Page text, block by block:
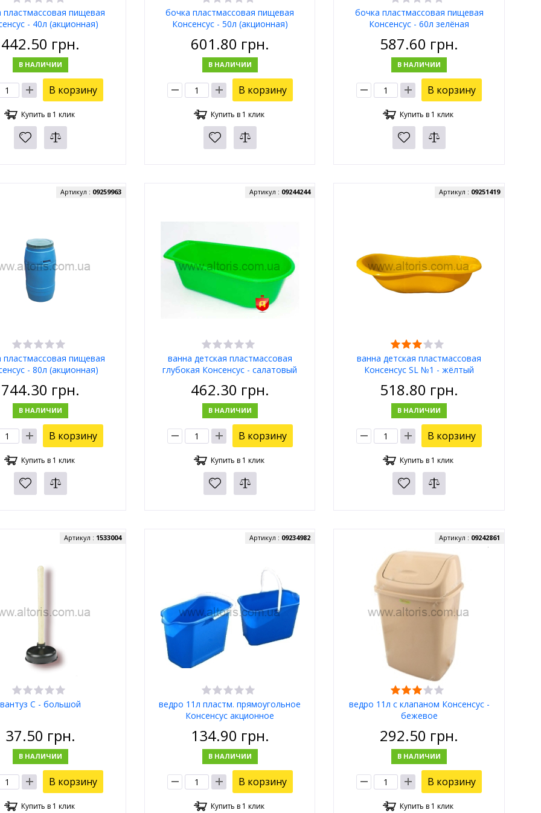
пластмассовая пищевая
- 40л (акционная)
442.50 грн.
В НАЛИЧИИ
В корзину
Купить в 1 клик
бочка пластмассовая пищевая
Консенсус - 50л (акционная)
601.80 грн.
В НАЛИЧИИ
В корзину
Купить в 1 клик
бочка пластмассовая пищевая
Консенсус - 60л зелёная
587.60 грн.
В НАЛИЧИИ
В корзину
Купить в 1 клик
пластмассовая пищевая
- 80л (акционная)
Артикул : 09259963
744.30 грн.
В НАЛИЧИИ
В корзину
Купить в 1 клик
ванна детская пластмассовая
глубокая Консенсус - салатовый
Артикул : 09244244
462.30 грн.
В НАЛИЧИИ
В корзину
Купить в 1 клик
ванна детская пластмассовая
Консенсус SL №1 - жёлтый
Артикул : 09251419
518.80 грн.
В НАЛИЧИИ
В корзину
Купить в 1 клик
вантуз С - большой
Артикул : 1533004
37.50 грн.
В НАЛИЧИИ
В корзину
Купить в 1 клик
ведро 11л пластм. прямоугольное
Консенсус акционное
Артикул : 09234982
134.90 грн.
В НАЛИЧИИ
В корзину
Купить в 1 клик
ведро 11л с клапаном Консенсус -
бежевое
Артикул : 09242861
292.50 грн.
В НАЛИЧИИ
В корзину
Купить в 1 клик